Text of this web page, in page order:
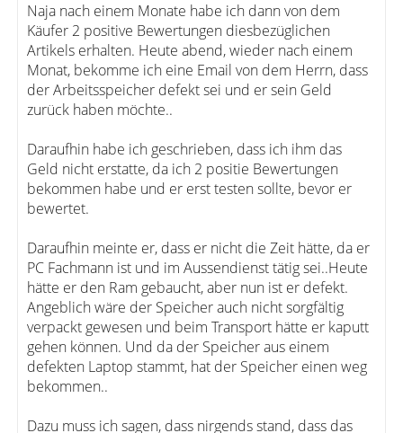
Naja nach einem Monate habe ich dann von dem
Käufer 2 positive Bewertungen diesbezüglichen
Artikels erhalten. Heute abend, wieder nach einem
Monat, bekomme ich eine Email von dem Herrn, dass
der Arbeitsspeicher defekt sei und er sein Geld
zurück haben möchte..
Daraufhin habe ich geschrieben, dass ich ihm das
Geld nicht erstatte, da ich 2 positie Bewertungen
bekommen habe und er erst testen sollte, bevor er
bewertet.
Daraufhin meinte er, dass er nicht die Zeit hätte, da er
PC Fachmann ist und im Aussendienst tätig sei..Heute
hätte er den Ram gebaucht, aber nun ist er defekt.
Angeblich wäre der Speicher auch nicht sorgfältig
verpackt gewesen und beim Transport hätte er kaputt
gehen können. Und da der Speicher aus einem
defekten Laptop stammt, hat der Speicher einen weg
bekommen..
Dazu muss ich sagen, dass nirgends stand, dass das